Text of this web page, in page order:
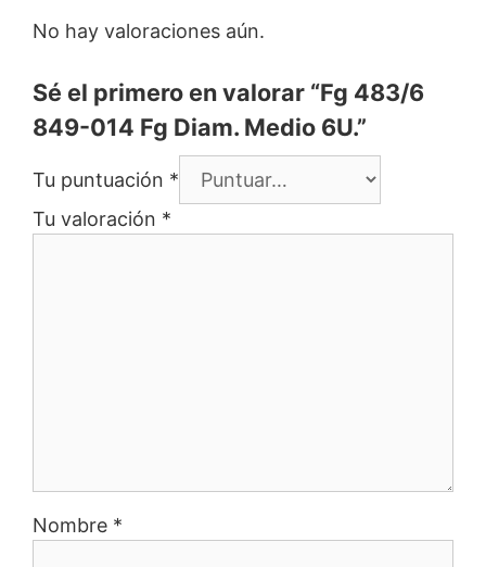
No hay valoraciones aún.
Sé el primero en valorar “Fg 483/6
849-014 Fg Diam. Medio 6U.”
Tu puntuación *
Tu valoración *
Nombre *